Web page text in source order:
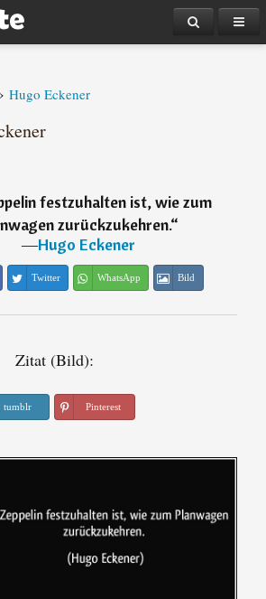
› Hugo Eckener
festzuhalten ist, wie zum
zurückzukehren.“
―Hugo Eckener
Twitter WhatsApp Bild
Zitat (Bild):
tumblr Pinterest